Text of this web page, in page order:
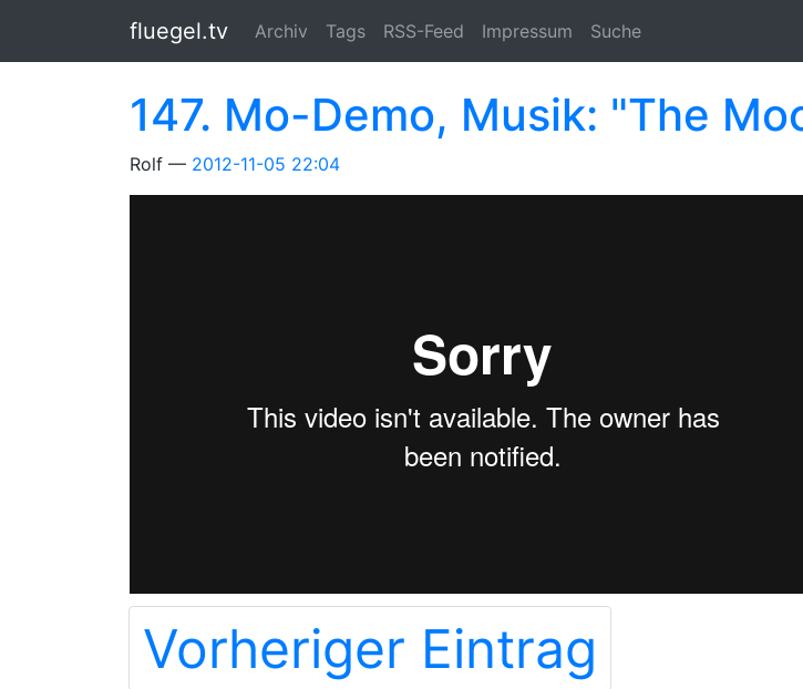
fluegel.tv Archiv Tags RSS-Feed Impressum Suche
147. Mo-Demo, Musik: "The
Rolf 2012-11-05 22:04
Vorheriger Eintrag